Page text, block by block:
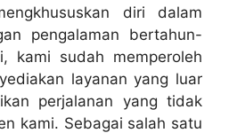
diri dalam
pengalaman bertahun-
kami sudah memperoleh
layanan yang luar
perjalanan yang tidak
kami. Sebagai salah satu